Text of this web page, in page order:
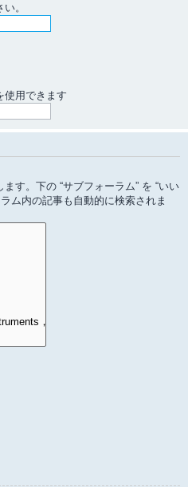
。
使用できます
す。下の “サブフォーラム” を “いい
ム内の記事も自動的に検索されま